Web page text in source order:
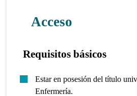
Acceso
Requisitos básicos
Estar en posesión del título
Enfermería.